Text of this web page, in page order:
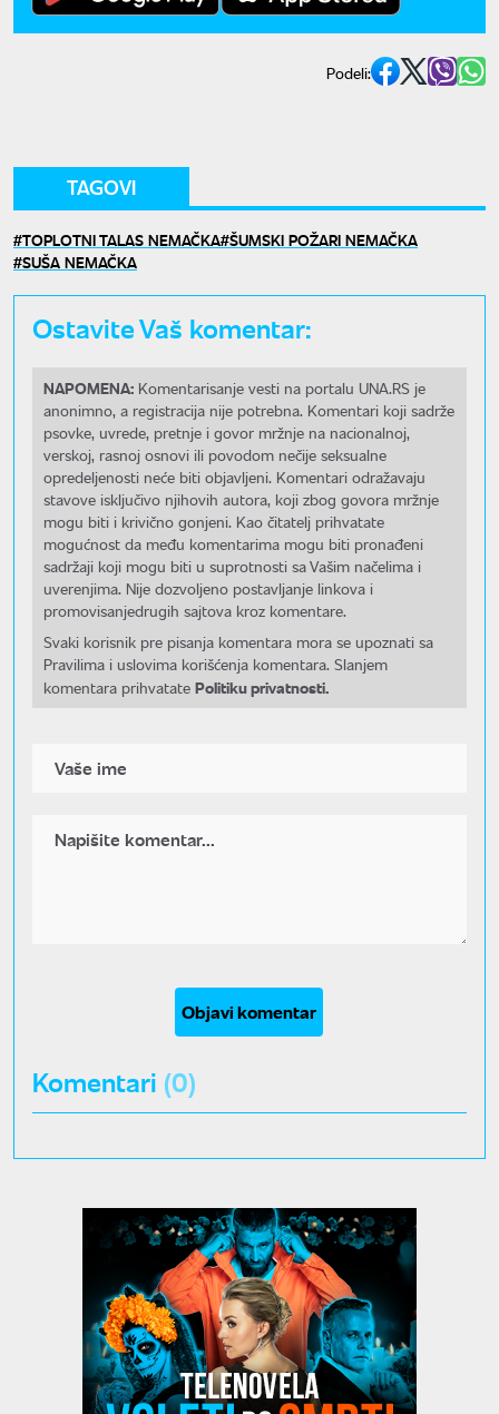
Podeli:
TAGOVI
TOPLOTNI TALAS NEMAČKA ŠUMSKI POŽARI NEMAČKA
SUŠA NEMAČKA
Ostavite Vaš komentar:
NAPOMENA: Komentarisanje vesti na portalu UNA.RS je
anonimno, a registracija nije potrebna. Komentari koji sadrže
psovke, uvrede, pretnje i govor mržnje na nacionalnoj,
verskoj, rasnoj osnovi ili povodom nečije seksualne
opredeljenosti neće biti objavljeni. Komentari odražavaju
stavove isključivo njihovih autora, koji zbog govora mržnje
mogu biti i krivično gonjeni. Kao čitatelj prihvatate
mogućnost da među komentarima mogu biti pronađeni
sadržaji koji mogu biti u suprotnosti sa Vašim načelima i
uverenjima. Nije dozvoljeno postavljanje linkova i
promovisanjedrugih sajtova kroz komentare.
Svaki korisnik pre pisanja komentara mora se upoznati sa
Pravilima i uslovima korišćenja komentara. Slanjem
komentara prihvatate Politiku privatnosti.
Objavi komentar
Komentari (0)